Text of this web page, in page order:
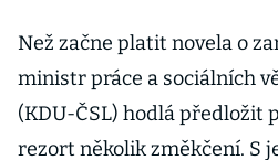
Než začne platit novela o
ministr práce a sociálních
(KDU-ČSL) hodlá předložit
rezort několik změkčení. S